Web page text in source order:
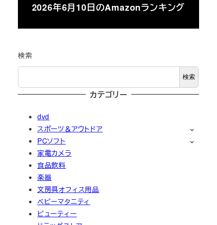
2026年6月10日のAmazonランキング
検索
検索
カテゴリー
dvd
スポーツ＆アウトドア
PCソフト
家電カメラ
食品飲料
楽器
文房具オフィス用品
ベビーマタニティ
ビューティー